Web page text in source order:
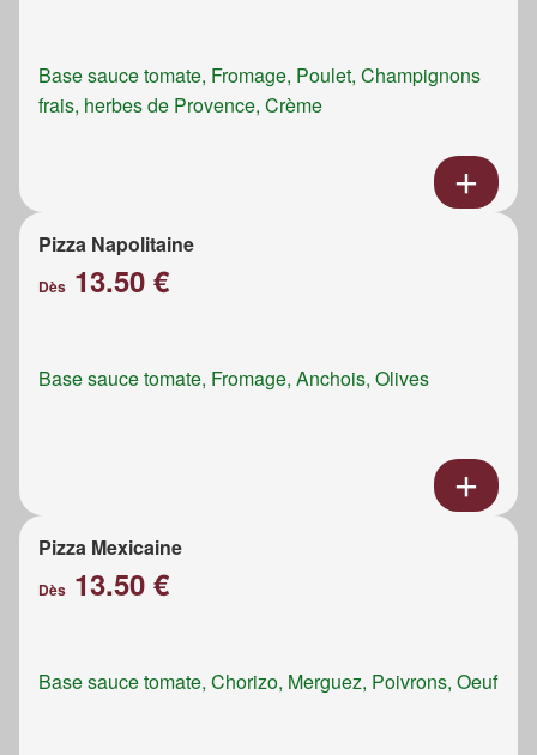
Base sauce tomate, Fromage, Poulet, Champignons
frais, herbes de Provence, Crème
Pizza Napolitaine
Dès 13.50 €
Base sauce tomate, Fromage, Anchois, Olives
Pizza Mexicaine
Dès 13.50 €
Base sauce tomate, Chorizo, Merguez, Poivrons, Oeuf